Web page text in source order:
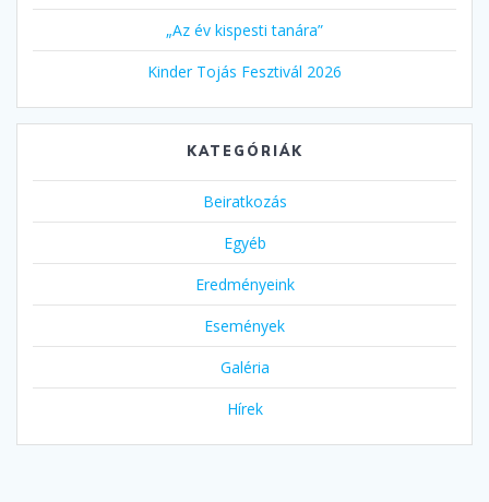
„Az év kispesti tanára”
Kinder Tojás Fesztivál 2026
KATEGÓRIÁK
Beiratkozás
Egyéb
Eredményeink
Események
Galéria
Hírek